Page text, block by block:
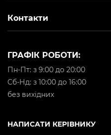
Контакти
ГРАФІК РОБОТИ:
Пн-Пт: з 9:00 до 20:00
Cб-Нд: з 10:00 до 16:00
без вихідних
НАПИСАТИ КЕРІВНИКУ